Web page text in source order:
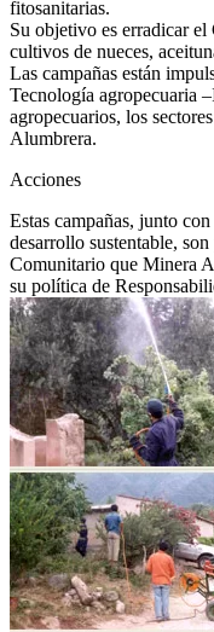
fitosanitarias.
Su objetivo es erradicar
cultivos de nueces,
Las campañas están
Tecnología agropecuaria
agropecuarios, los
Alumbrera.
Acciones
Estas campañas, junto
desarrollo sustentable,
Comunitario que Minera
su política de